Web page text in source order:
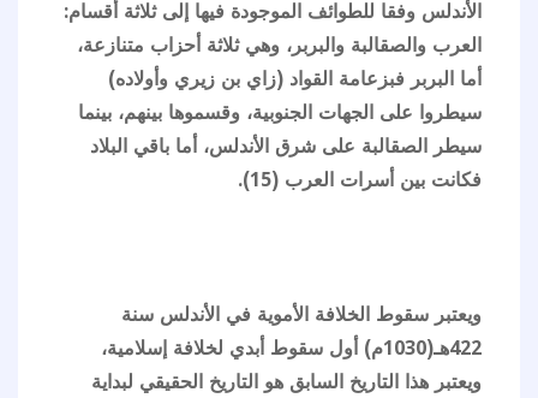
الأندلس وفقا للطوائف الموجودة فيها إلى ثلاثة أقسام:
العرب والصقالبة والبربر، وهي ثلاثة أحزاب متنازعة،
أما البربر فبزعامة القواد (زاي بن زيري وأولاده)
سيطروا على الجهات الجنوبية، وقسموها بينهم، بينما
سيطر الصقالبة على شرق الأندلس، أما باقي البلاد
فكانت بين أسرات العرب (15).
ويعتبر سقوط الخلافة الأموية في الأندلس سنة
422هـ(1030م) أول سقوط أبدي لخلافة إسلامية،
ويعتبر هذا التاريخ السابق هو التاريخ الحقيقي لبداية